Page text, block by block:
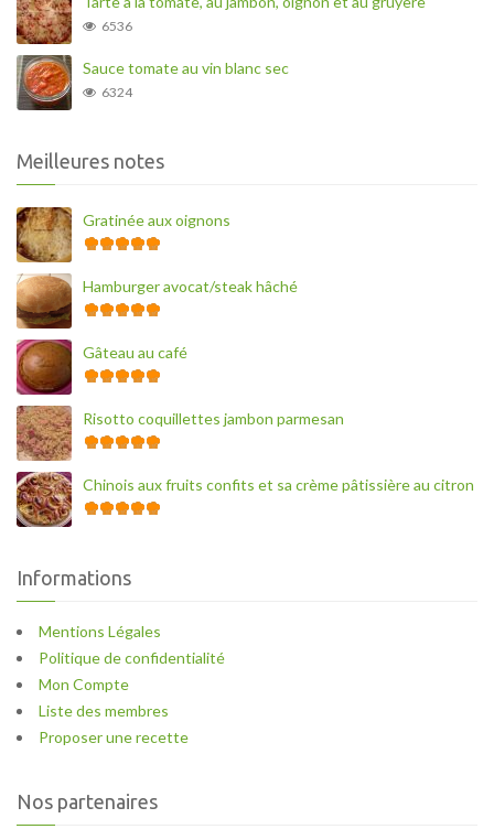
6536
Sauce tomate au vin blanc sec
6324
Meilleures notes
Gratinée aux oignons
Hamburger avocat/steak hâché
Gâteau au café
Risotto coquillettes jambon parmesan
Chinois aux fruits confits et sa crème pâtissière au citron
Informations
Mentions Légales
Politique de confidentialité
Mon Compte
Liste des membres
Proposer une recette
Nos partenaires